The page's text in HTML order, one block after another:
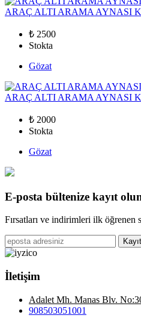
ARAÇ ALTI ARAMA AYNASI
₺ 2500
Stokta
Gözat
ARAÇ ALTI ARAMA AYNASI
₺ 2000
Stokta
Gözat
E-posta bültenize kayıt
Fırsatları ve indirimleri ilk öğrenen
İletişim
Adalet Mh. Manas Blv.
908503051001